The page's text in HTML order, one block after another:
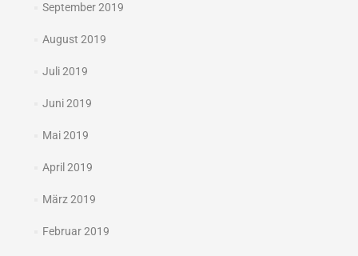
September 2019
August 2019
Juli 2019
Juni 2019
Mai 2019
April 2019
März 2019
Februar 2019